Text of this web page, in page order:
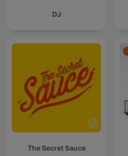
DJ
The Secret Sauce